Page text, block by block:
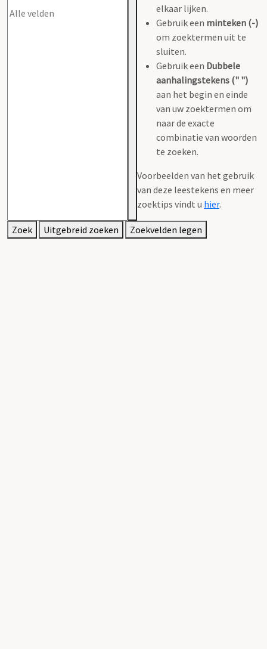
elkaar lijken.
Gebruik een minteken (-)
om zoektermen uit te
sluiten.
Gebruik een Dubbele
aanhalingstekens (" ")
aan het begin en einde
van uw zoektermen om
naar de exacte
combinatie van woorden
te zoeken.
Voorbeelden van het gebruik
van deze leestekens en meer
zoektips vindt u hier.
Zoek Uitgebreid zoeken Zoekvelden legen